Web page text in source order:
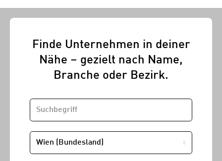
Finde Unternehmen in deiner
Nähe – gezielt nach Name,
Branche oder Bezirk.
SUCHBEGRIFF
STANDORT